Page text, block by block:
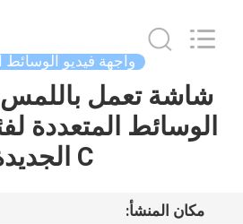
منزل،
بيت
Electron
Co.,Ltd.
واجهة فيديو الوسائط
شاشة تعمل باللمس
C الجديدة
مكان المنشأ: